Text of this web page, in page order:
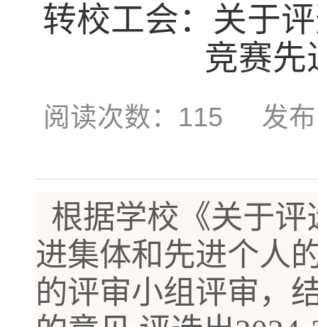
转校工会：关于
竞赛先
阅读次数： 115 发布
根据学校《关于评
进集体和先进个人
的评审小组评审，